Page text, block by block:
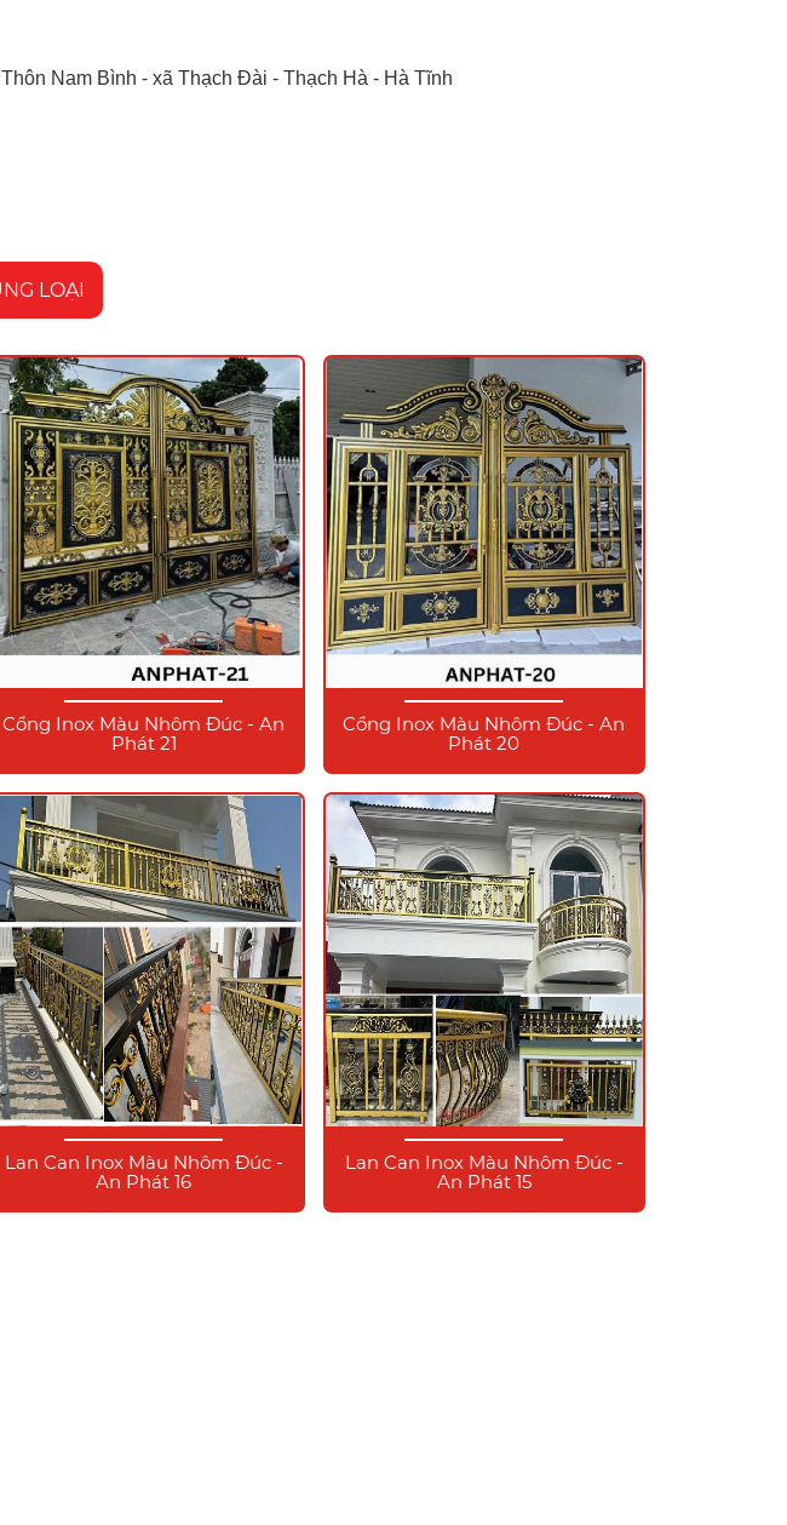
hôn Nam Bình - xã Thạch Đài - Thạch Hà - Hà Tĩnh
LOẠI
Cổng Inox Màu Nhôm Đúc - An
Phát 21
Cổng Inox Màu Nhôm Đúc - An
Phát 20
Lan Can Inox Màu Nhôm Đúc -
An Phát 16
Lan Can Inox Màu Nhôm Đúc -
An Phát 15